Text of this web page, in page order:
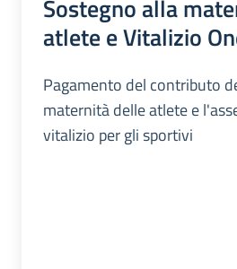
Sostegno alla
atlete e Vitalizio
Pagamento del contributo
maternità delle atlete e
vitalizio per gli sportivi